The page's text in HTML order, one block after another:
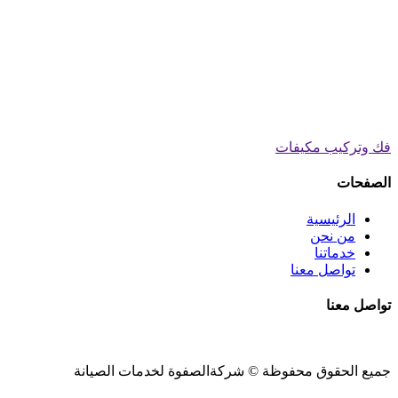
فك وتركيب مكيفات
الصفحات
الرئيسية
من نحن
خدماتنا
تواصل معنا
تواصل معنا
جميع الحقوق محفوظة © شركةالصفوة لخدمات الصيانة